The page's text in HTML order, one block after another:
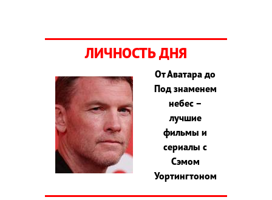
ЛИЧНОСТЬ ДНЯ
От Аватара до
Под знаменем
небес –
лучшие
фильмы и
сериалы с
Сэмом
Уортингтоном